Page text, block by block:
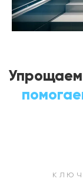
Упрощаем